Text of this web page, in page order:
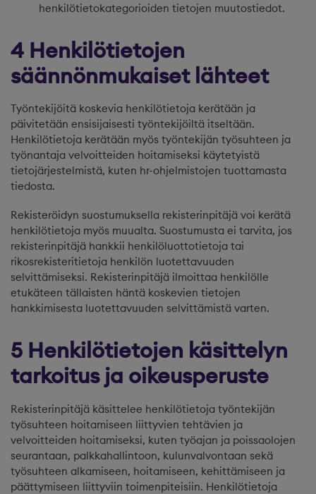
henkilötietokategorioiden tietojen muutostiedot.
4 Henkilötietojen
säännönmukaiset lähteet
Työntekijöitä koskevia henkilötietoja kerätään ja
päivitetään ensisijaisesti työntekijöiltä itseltään.
Henkilötietoja kerätään myös työntekijän työsuhteen ja
työnantaja velvoitteiden hoitamiseksi käytetyistä
tietojärjestelmistä, kuten hr-ohjelmistojen tuottamasta
tiedosta.
Rekisteröidyn suostumuksella rekisterinpitäjä voi kerätä
henkilötietoja myös muualta. Suostumusta ei tarvita, jos
rekisterinpitäjä hankkii henkilöluottotietoja tai
rikosrekisteritietoja henkilön luotettavuuden
selvittämiseksi. Rekisterinpitäjä ilmoittaa henkilölle
etukäteen tällaisten häntä koskevien tietojen
hankkimisesta luotettavuuden selvittämistä varten.
5 Henkilötietojen käsittelyn
tarkoitus ja oikeusperuste
Rekisterinpitäjä käsittelee henkilötietoja työntekijän
työsuhteen hoitamiseen liittyvien tehtävien ja
velvoitteiden hoitamiseksi, kuten työajan ja poissaolojen
seurantaan, palkkahallintoon, kulunvalvontaan sekä
työsuhteen alkamiseen, hoitamiseen, kehittämiseen ja
päättymiseen liittyviin toimenpiteisiin. Henkilötietoja